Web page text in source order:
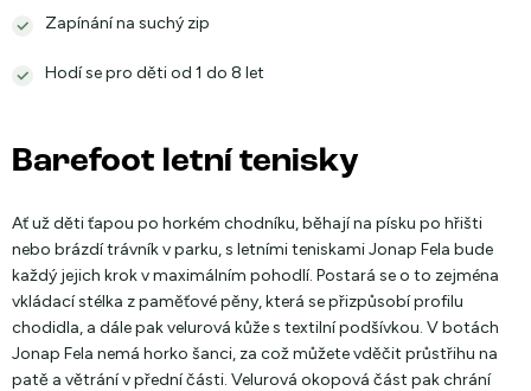
Zapínání na suchý zip
Hodí se pro děti od 1 do 8 let
Barefoot letní tenisky
Ať už děti ťapou po horkém chodníku, běhají na písku po hřišti
nebo brázdí trávník v parku, s letními teniskami Jonap Fela bude
každý jejich krok v maximálním pohodlí. Postará se o to zejména
vkládací stélka z paměťové pěny, která se přizpůsobí profilu
chodidla, a dále pak velurová kůže s textilní podšívkou. V botách
Jonap Fela nemá horko šanci, za což můžete vděčit průstřihu na
patě a větrání v přední části. Velurová okopová část pak chrání